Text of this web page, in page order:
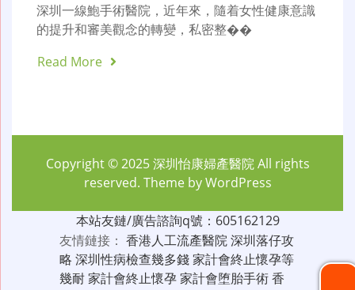
深圳一線鮑手術醫院，近年來，隨着女性健康意識
的提升和審美觀念的轉變，私密整��
Read More
Copyright © 2025深圳怡康婦產醫院All rights
reserved. Theme byWordPress
本站友鏈/廣告諮詢q號：605162129
友情鏈接： 香港人工流產醫院深圳落仔攻
略 深圳性病檢查幾多錢家計會終止懷孕等
幾耐家計會終止懷孕家計會堕胎手術香